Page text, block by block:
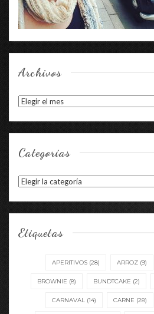
Archivos
Archivos
Categorías
Categorías
Etiquetas
APERITIVOS (28) ARROZ (9)
BROWNIE (8) BUNDTCAKE (2)
CARNAVAL (14) CARNE (28)